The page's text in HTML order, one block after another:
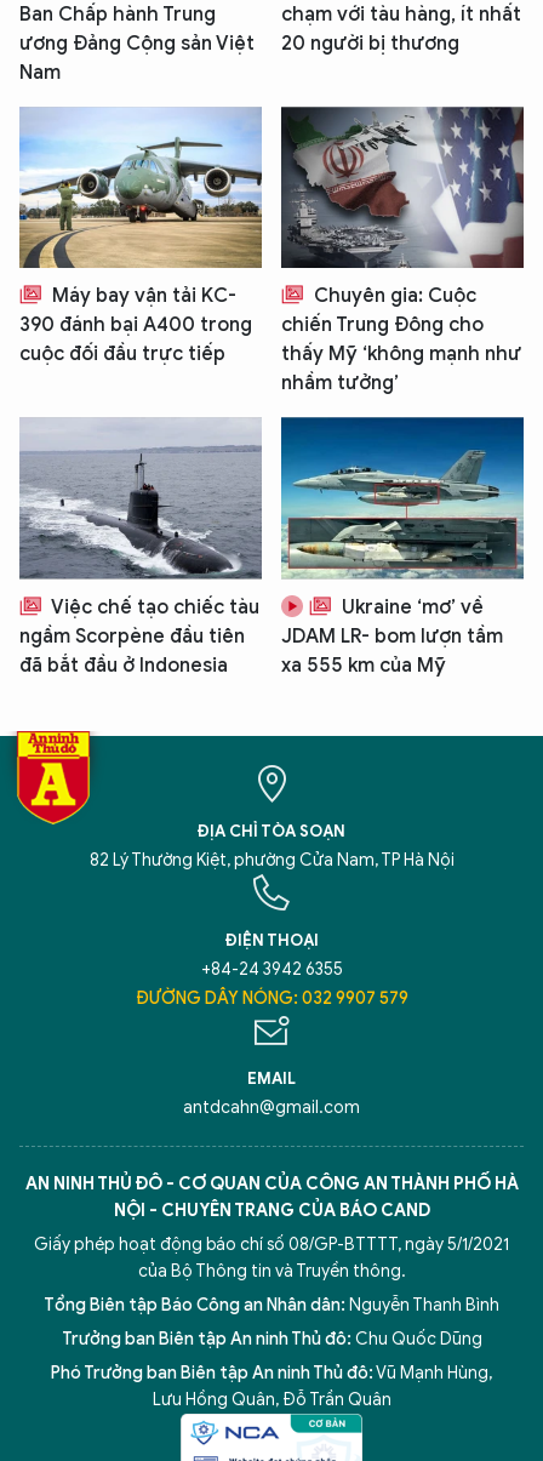
Ban Chấp hành Trung
ương Đảng Cộng sản Việt
Nam
chạm với tàu hàng, ít nhất
20 người bị thương
Máy bay vận tải KC-
390 đánh bại A400 trong
cuộc đối đầu trực tiếp
Chuyên gia: Cuộc
chiến Trung Đông cho
thấy Mỹ ‘không mạnh như
nhầm tưởng’
Việc chế tạo chiếc tàu
ngầm Scorpène đầu tiên
đã bắt đầu ở Indonesia
Ukraine ‘mơ’ về
JDAM LR- bom lượn tầm
xa 555 km của Mỹ
ĐỊA CHỈ TÒA SOẠN
82 Lý Thường Kiệt, phường Cửa Nam, TP Hà Nội
ĐIỆN THOẠI
+84-24 3942 6355
ĐƯỜNG DÂY NÓNG: 032 9907 579
EMAIL
antdcahn@gmail.com
AN NINH THỦ ĐÔ - CƠ QUAN CỦA CÔNG AN THÀNH PHỐ HÀ
NỘI - CHUYÊN TRANG CỦA BÁO CAND
Giấy phép hoạt động báo chí số 08/GP-BTTTT, ngày 5/1/2021
của Bộ Thông tin và Truyền thông.
Tổng Biên tập Báo Công an Nhân dân: Nguyễn Thanh Bình
Trưởng ban Biên tập An ninh Thủ đô: Chu Quốc Dũng
Phó Trưởng ban Biên tập An ninh Thủ đô:Vũ Mạnh Hùng,
Lưu Hồng Quân, Đỗ Trần Quân
5 điểm nghẽn của Hà Nội giải pháp xử lý điểm nghẽn của